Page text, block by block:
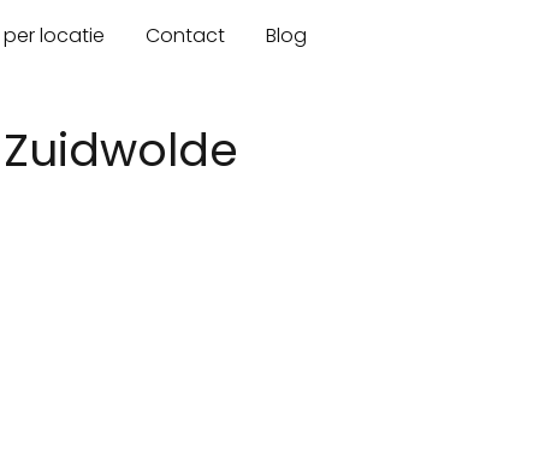
locatie Contact Blog